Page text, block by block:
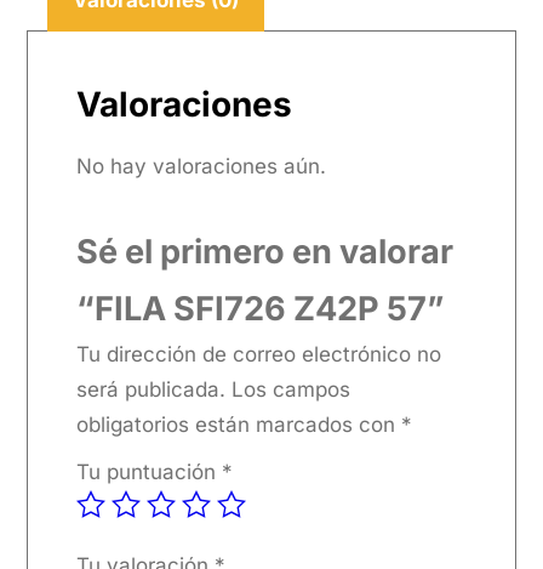
Valoraciones
No hay valoraciones aún.
Sé el primero en valorar
“FILA SFI726 Z42P 57”
Tu dirección de correo electrónico no
será publicada. Los campos
obligatorios están marcados con *
Tu puntuación *